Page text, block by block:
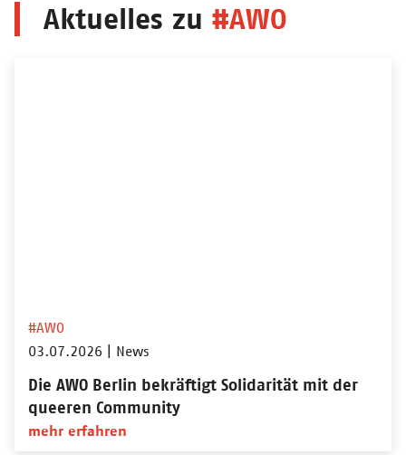
Aktuelles zu #AWO
#AWO
03.07.2026
News
Die AWO Berlin bekräftigt Solidarität mit der
queeren Community
mehr erfahren